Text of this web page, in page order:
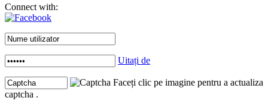
Connect with:
Uitați de
Faceți clic pe imagine pentru a actualiza
captcha .